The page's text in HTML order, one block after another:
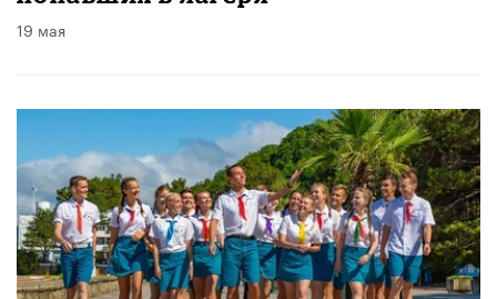
19 мая